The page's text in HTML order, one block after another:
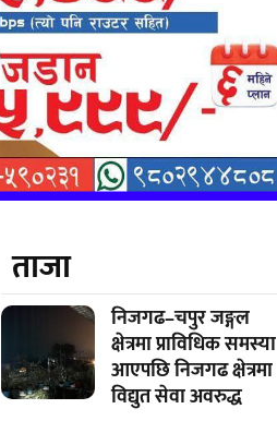
ताजा
निजगढ–चपुर जङ्गल
क्षेत्रमा प्राविधिक समस्या
आएपछि निजगढ क्षेत्रमा
विद्युत सेवा अवरुद्ध